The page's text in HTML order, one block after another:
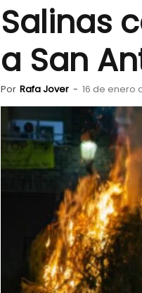
Salinas
a San
Por Rafa Jover - 16 de enero